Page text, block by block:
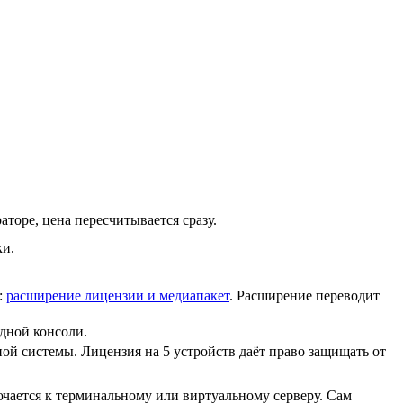
цена пересчитывается сразу.
расширение лицензии и медиапакет. Расширение переводит
консоли.
Лицензия на 5 устройств даёт право защищать от
к терминальному или виртуальному серверу. Сам